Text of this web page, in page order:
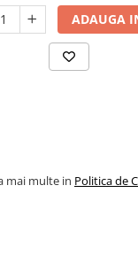
ADAUGA
mai multe in Politica de